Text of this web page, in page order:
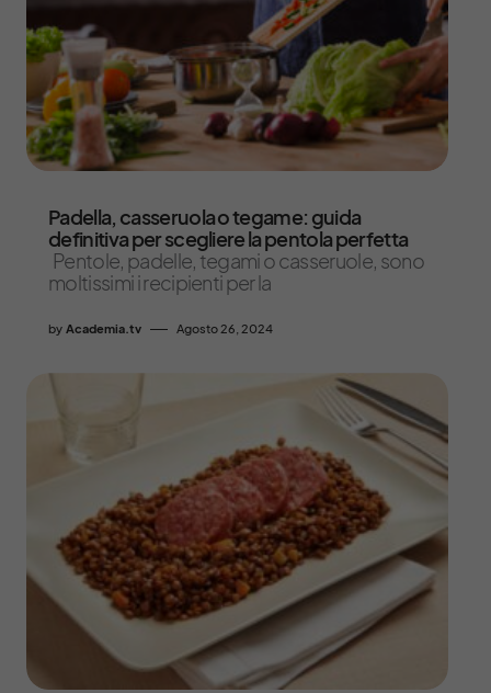
Padella, casseruola o tegame: guida
definitiva per scegliere la pentola perfetta
Pentole, padelle, tegami o casseruole, sono
moltissimi i recipienti per la
by Academia.tv Agosto 26, 2024